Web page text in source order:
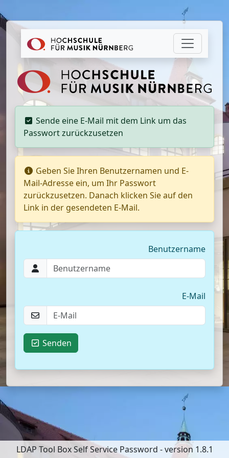
Sende eine E-Mail mit dem Link um das
Passwort zurückzusetzen
Geben Sie Ihren Benutzernamen und E-
Mail-Adresse ein, um Ihr Passwort
zurückzusetzen. Danach klicken Sie auf den
Link in der gesendeten E-Mail.
Benutzername
E-Mail
Senden
LDAP Tool Box Self Service Password - version 1.8.1